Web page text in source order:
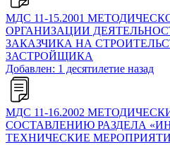
МДС 11-15.2001
ОРГАНИЗАЦИИ
ЗАКАЗЧИКА НА
ЗАСТРОЙЩИКА
Добавлен: 1 десятилетие назад
МДС 11-16.2002
СОСТАВЛЕНИЮ РАЗДЕЛА
ТЕХНИЧЕСКИЕ